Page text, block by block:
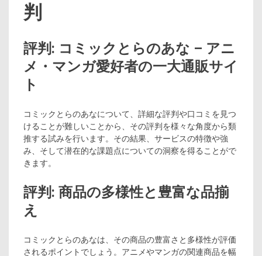
判
評判: コミックとらのあな – アニ
メ・マンガ愛好者の一大通販サイ
ト
コミックとらのあなについて、詳細な評判や口コミを見つ
けることが難しいことから、その評判を様々な角度から類
推する試みを行います。その結果、サービスの特徴や強
み、そして潜在的な課題点についての洞察を得ることがで
きます。
評判: 商品の多様性と豊富な品揃
え
コミックとらのあなは、その商品の豊富さと多様性が評価
されるポイントでしょう。アニメやマンガの関連商品を幅